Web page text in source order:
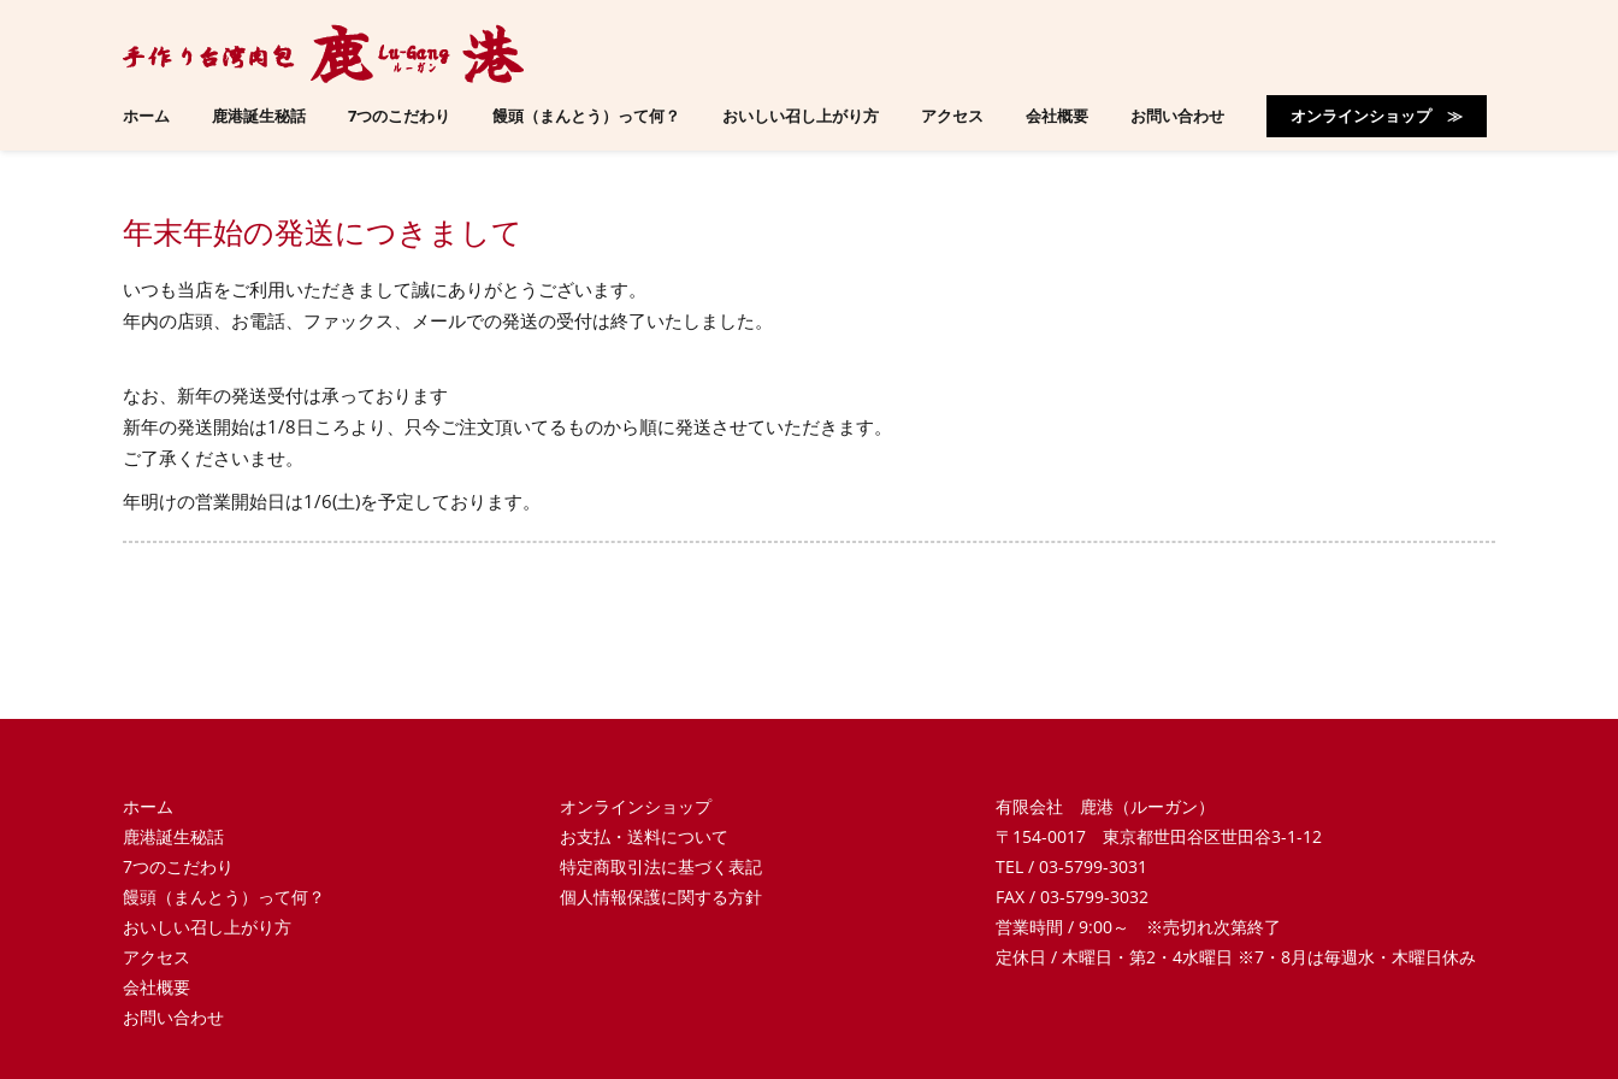
ホーム 鹿港誕生秘話 7つのこだわり 饅頭（まんとう）って何？ おいしい召し上がり方 アクセス 会社概要 お問い合わせ オンラインショップ ≫
年末年始の発送につきまして
いつも当店をご利用いただきまして誠にありがとうございます。
年内の店頭、お電話、ファックス、メールでの発送の受付は終了いたしました。
なお、新年の発送受付は承っております
新年の発送開始は1/8日ころより、只今ご注文頂いてるものから順に発送させていただきます。
ご了承くださいませ。
年明けの営業開始日は1/6(土)を予定しております。
ホーム
鹿港誕生秘話
7つのこだわり
饅頭（まんとう）って何？
おいしい召し上がり方
アクセス
会社概要
お問い合わせ
オンラインショップ
お支払・送料について
特定商取引法に基づく表記
個人情報保護に関する方針
有限会社 鹿港（ルーガン）
〒154-0017 東京都世田谷区世田谷3-1-12
TEL / 03-5799-3031
FAX / 03-5799-3032
営業時間 / 9:00～ ※売切れ次第終了
定休日 / 木曜日・第2・4水曜日 ※7・8月は毎週水・木曜日休み